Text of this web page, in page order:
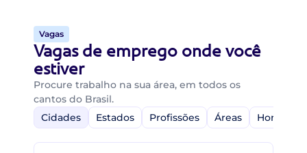
Vagas
Vagas de emprego onde você
estiver
Procure trabalho na sua área, em todos os
cantos do Brasil.
Cidades
Estados Profissões Áreas Home-